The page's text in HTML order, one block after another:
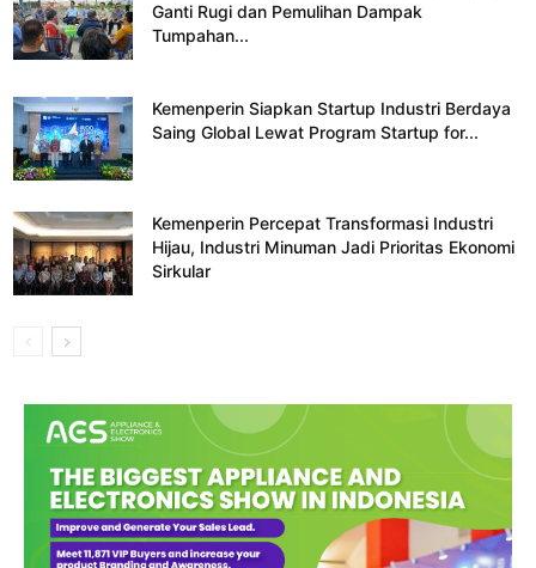
Ganti Rugi dan Pemulihan Dampak
Tumpahan...
Kemenperin Siapkan Startup Industri Berdaya
Saing Global Lewat Program Startup for...
Kemenperin Percepat Transformasi Industri
Hijau, Industri Minuman Jadi Prioritas Ekonomi
Sirkular